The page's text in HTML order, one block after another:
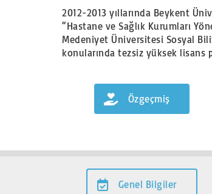
2012-2013 yıllarında Beykent
“Hastane ve Sağlık Kurumları
Medeniyet Üniversitesi Sosyal
konularında tezsiz yüksek lisans
Özgeçmiş
Genel Bilgiler